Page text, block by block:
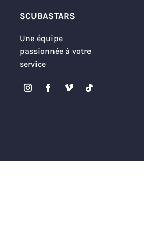
SCUBASTARS
Une équipe
passionnée à votre
service